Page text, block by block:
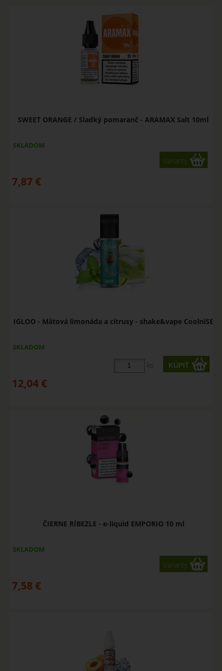
SWEET ORANGE / Sladký pomaranč - ARAMAX Salt 10ml
SKLADOM
Varianty
7,87 €
IGLOO - Mätová limonáda a citrusy - shake&vape CoolniSE
SKLADOM
ks
12,04 €
ČIERNE RÍBEZLE - e-liquid EMPORIO 10 ml
SKLADOM
Varianty
7,58 €